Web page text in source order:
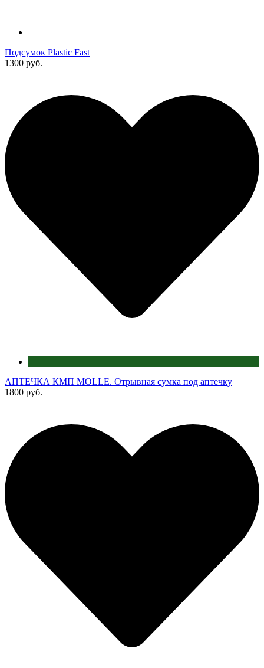
Подсумок Plastic Fast
1300 руб.
АПТЕЧКА КМП MOLLE. Отрывная сумка под аптечку
1800 руб.